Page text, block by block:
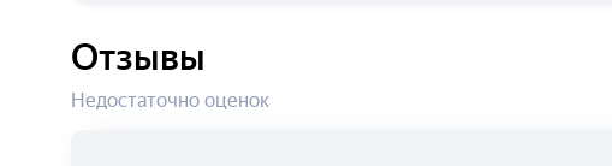
Отзывы
Недостаточно оценок